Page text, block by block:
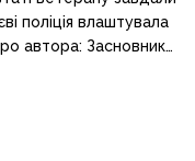
поліція влаштувала
автора: Засновник…